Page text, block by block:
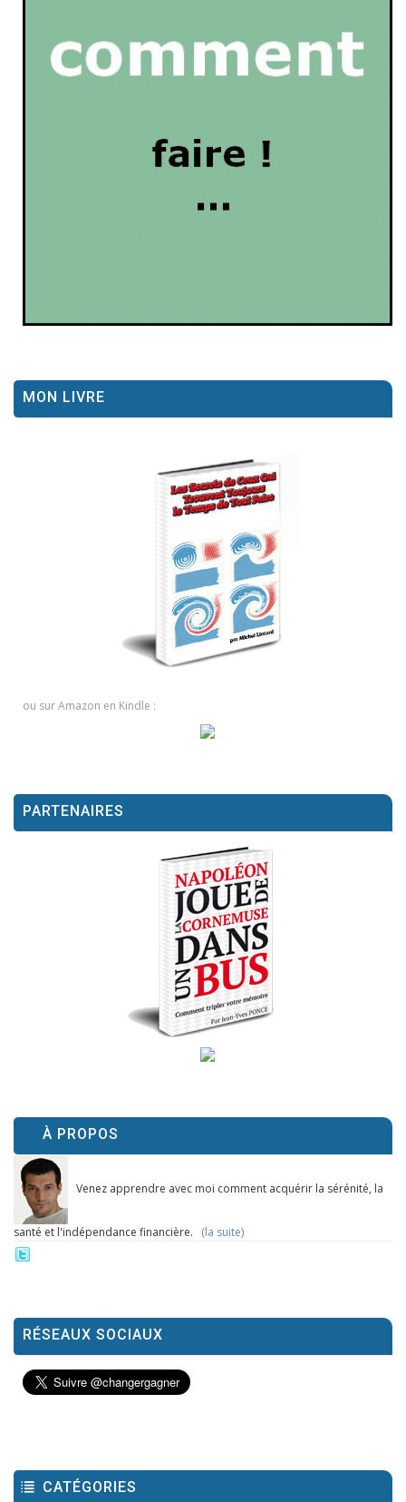
MON LIVRE
ou sur Amazon en Kindle :
PARTENAIRES
À PROPOS
Venez apprendre avec moi comment acquérir la sérénité, la
santé et l'indépendance financière. (la suite)
RÉSEAUX SOCIAUX
CATÉGORIES